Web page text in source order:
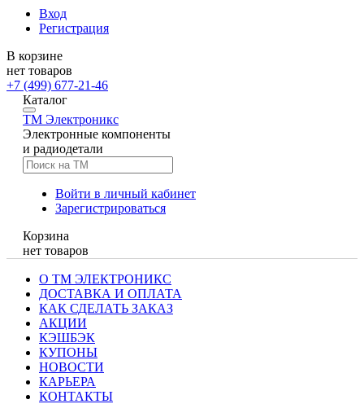
Вход
Регистрация
В корзине
нет товаров
+7 (499) 677-21-46
Каталог
TM Электроникс
Электронные компоненты
и радиодетали
Войти в личный кабинет
Зарегистрироваться
Корзина
нет товаров
О ТМ ЭЛЕКТРОНИКС
ДОСТАВКА И ОПЛАТА
КАК СДЕЛАТЬ ЗАКАЗ
АКЦИИ
КЭШБЭК
КУПОНЫ
НОВОСТИ
КАРЬЕРА
КОНТАКТЫ